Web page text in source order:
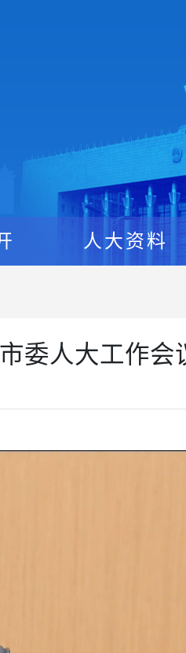
人大资料
委人大工作会